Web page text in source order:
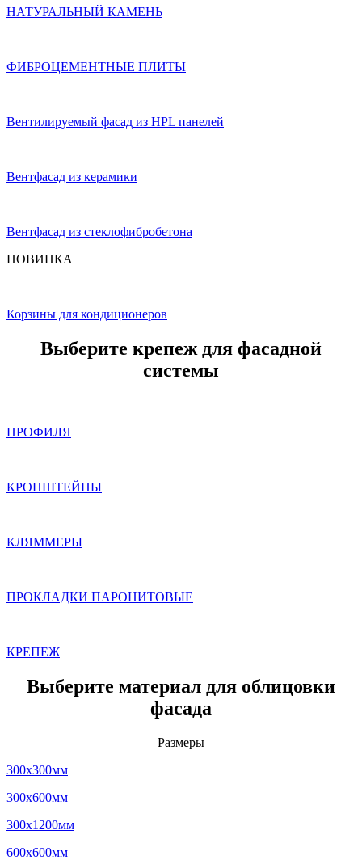
НАТУРАЛЬНЫЙ КАМЕНЬ
ФИБРОЦЕМЕНТНЫЕ ПЛИТЫ
Вентилируемый фасад из HPL панелей
Вентфасад из керамики
Вентфасад из стеклофибробетона
НОВИНКА
Корзины для кондиционеров
Выберите крепеж для фасадной
системы
ПРОФИЛЯ
КРОНШТЕЙНЫ
КЛЯММЕРЫ
ПРОКЛАДКИ ПАРОНИТОВЫЕ
КРЕПЕЖ
Выберите материал для облицовки
фасада
Размеры
300x300мм
300x600мм
300x1200мм
600x600мм